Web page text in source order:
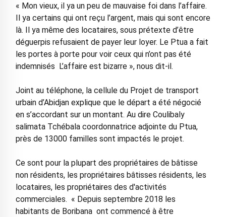
« Mon vieux, il ya un peu de mauvaise foi dans l’affaire.
Il ya certains qui ont reçu l’argent, mais qui sont encore
là. Il ya même des locataires, sous prétexte d’être
déguerpis refusaient de payer leur loyer. Le Ptua a fait
les portes à porte pour voir ceux qui n’ont pas été
indemnisés L’affaire est bizarre », nous dit-il.
Joint au téléphone, la cellule du Projet de transport
urbain d’Abidjan explique que le départ a été négocié
en s’accordant sur un montant. Au dire Coulibaly
salimata Tchébala coordonnatrice adjointe du Ptua,
près de 13000 familles sont impactés le projet.
Ce sont pour la plupart des propriétaires de bâtisse
non résidents, les propriétaires bâtisses résidents, les
locataires, les propriétaires des d'activités
commerciales. « Depuis septembre 2018 les
habitants de Boribana ont commencé à être